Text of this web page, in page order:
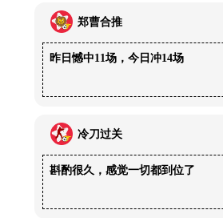
郑曹合推
昨日憾中11场，今日冲14场
冷刀过关
斟酌很久，感觉一切都到位了